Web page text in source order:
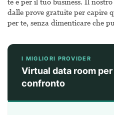
te e per il tuo business. Il
dalle prove gratuite per capire
per te, senza dimenticare che
I MIGLIORI PROVIDER
Virtual data room
confronto